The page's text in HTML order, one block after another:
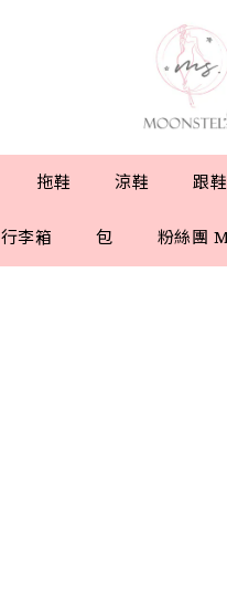
拖鞋 涼鞋 跟鞋
行李箱 包 粉絲團